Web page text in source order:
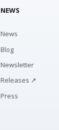
NEWS
News
Blog
Newsletter
Releases ↗
Press